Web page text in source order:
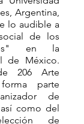
Argentina,
lo audible a
de los
en la
de México.
206 Arte
parte
de
como del
de